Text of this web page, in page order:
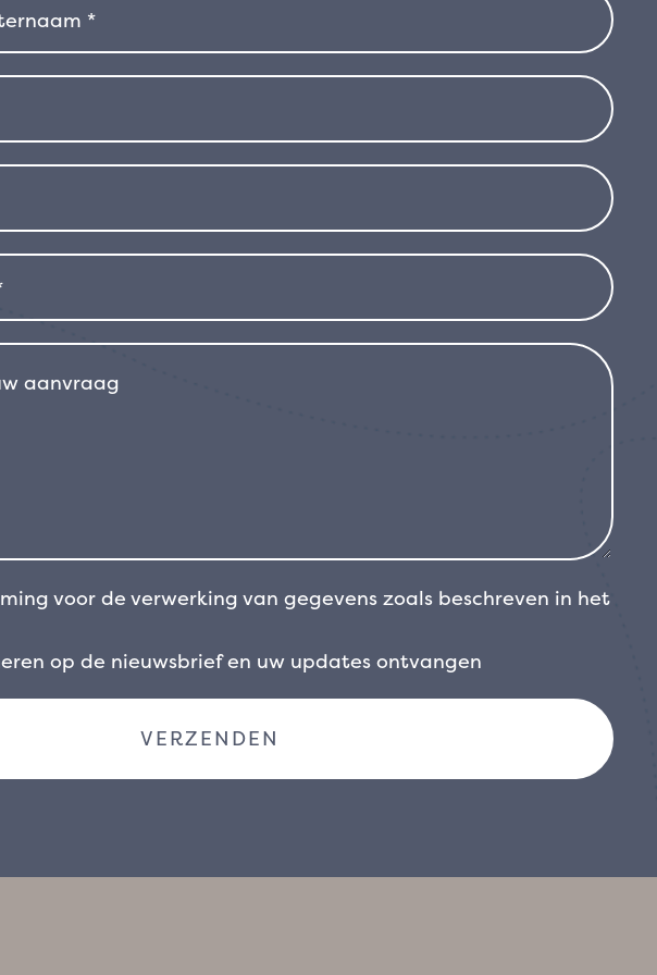
voor de verwerking van gegevens zoals beschreven in het
op de nieuwsbrief en uw updates ontvangen